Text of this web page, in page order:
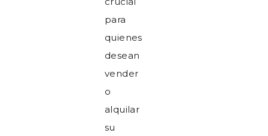
para
quienes
desean
vender
o
alquilar
su